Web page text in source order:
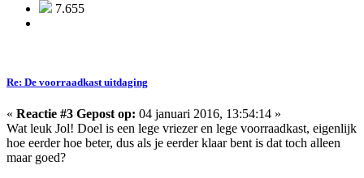
7.655
Re: De voorraadkast uitdaging
« Reactie #3 Gepost op: 04 januari 2016, 13:54:14 »
Wat leuk Jol! Doel is een lege vriezer en lege voorraadkast, eigenlijk
hoe eerder hoe beter, dus als je eerder klaar bent is dat toch alleen
maar goed?